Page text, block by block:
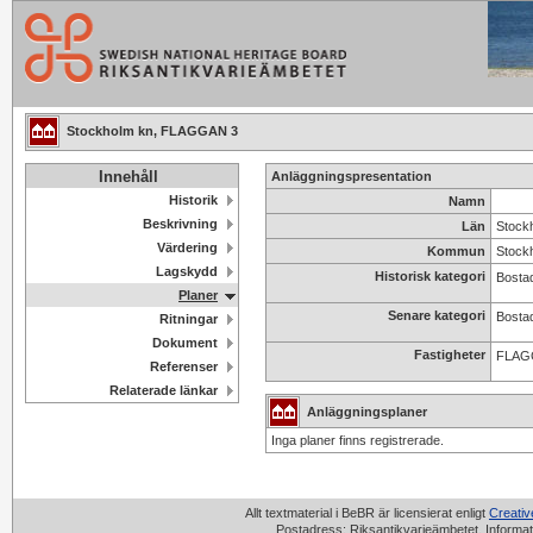
Stockholm kn, FLAGGAN 3
Innehåll
Historik
Beskrivning
Värdering
Lagskydd
Planer
Ritningar
Dokument
Referenser
Relaterade länkar
Anläggningspresentation
Namn
Län
Kommun
Historisk kategori
Senare kategori
Fastigheter
Anläggningsplaner
Inga planer finns registrerade.
Allt textmaterial i BeBR är licensierat enligt
Postadress: Riksantikvarieämbetet,